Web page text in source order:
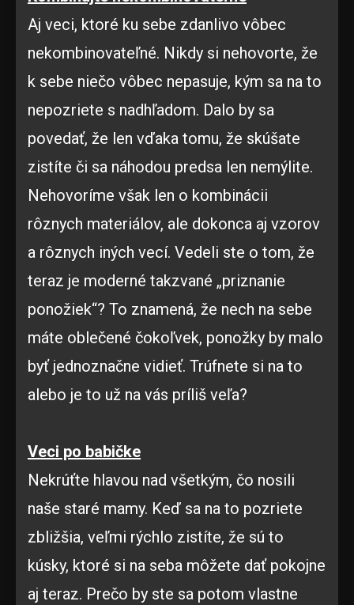
Aj veci, ktoré ku sebe zdanlivo vôbec
nekombinovateľné. Nikdy si nehovorte, že
k sebe niečo vôbec nepasuje, kým sa na to
nepozriete s nadhľadom. Dalo by sa
povedať, že len vďaka tomu, že skúšate
zistíte či sa náhodou predsa len nemýlite.
Nehovoríme však len o kombinácii
rôznych materiálov, ale dokonca aj vzorov
a rôznych iných vecí. Vedeli ste o tom, že
teraz je moderné takzvané „priznanie
ponožiek“? To znamená, že nech na sebe
máte oblečené čokoľvek, ponožky by malo
byť jednoznačne vidieť. Trúfnete si na to
alebo je to už na vás príliš veľa?
Veci po babičke
Nekrúťte hlavou nad všetkým, čo nosili
naše staré mamy. Keď sa na to pozriete
zbližšia, veľmi rýchlo zistíte, že sú to
kúsky, ktoré si na seba môžete dať pokojne
aj teraz. Prečo by ste sa potom vlastne